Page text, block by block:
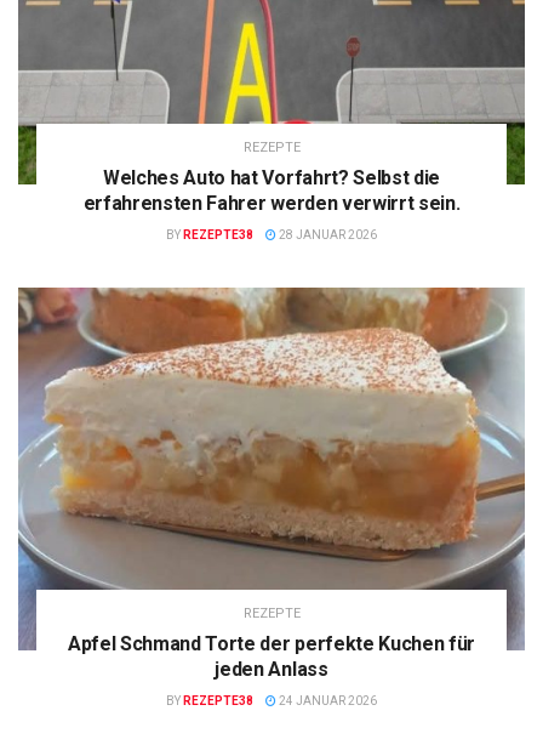
REZEPTE
Welches Auto hat Vorfahrt? Selbst die
erfahrensten Fahrer werden verwirrt sein.
BY REZEPTE38 28 JANUAR 2026
REZEPTE
Apfel Schmand Torte der perfekte Kuchen für
jeden Anlass
BY REZEPTE38 24 JANUAR 2026